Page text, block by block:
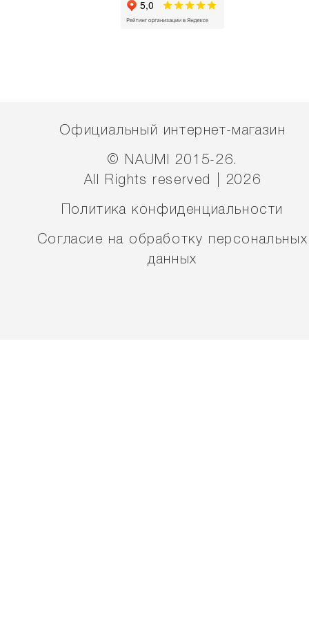
Официальный интернет-магазин
© NAUMI 2015-26.
All Rights reserved | 2026
Политика конфиденциальности
Согласие на обработку персональных
данных